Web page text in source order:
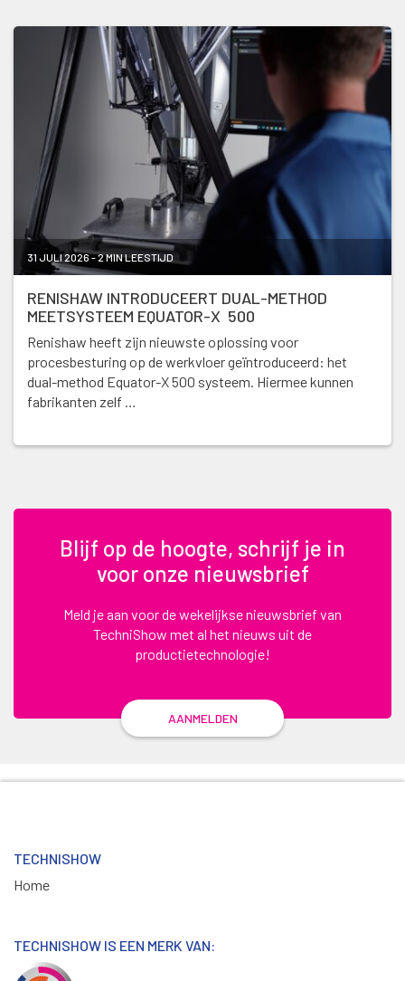
31 JULI 2026 - 2 MIN LEESTIJD
RENISHAW INTRODUCEERT DUAL-METHOD
MEETSYSTEEM EQUATOR-X 500
Renishaw heeft zijn nieuwste oplossing voor
procesbesturing op de werkvloer geïntroduceerd: het
dual-method Equator-X 500 systeem. Hiermee kunnen
fabrikanten zelf …
Blijf op de hoogte, schrijf je in
voor onze nieuwsbrief
Meld je aan voor de wekelijkse nieuwsbrief van
TechniShow met al het nieuws uit de
productietechnologie!
AANMELDEN
TECHNISHOW
Home
TECHNISHOW IS EEN MERK VAN: